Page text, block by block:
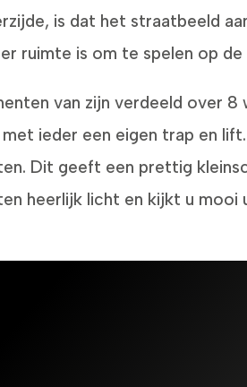
is dat het straatbeeld
ruimte is om te spelen op
van zijn verdeeld over
ieder een eigen trap en
Dit geeft een prettig
heerlijk licht en kijkt u mooi